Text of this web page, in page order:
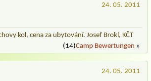
24. 05. 2011
kol, cena za ubytování. Josef Brokl, KČT
(14)Camp Bewertungen »
24. 05. 2011